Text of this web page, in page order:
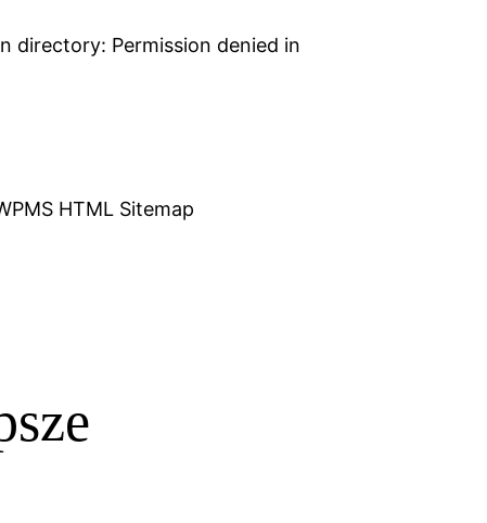
directory: Permission denied in
HTML Sitemap